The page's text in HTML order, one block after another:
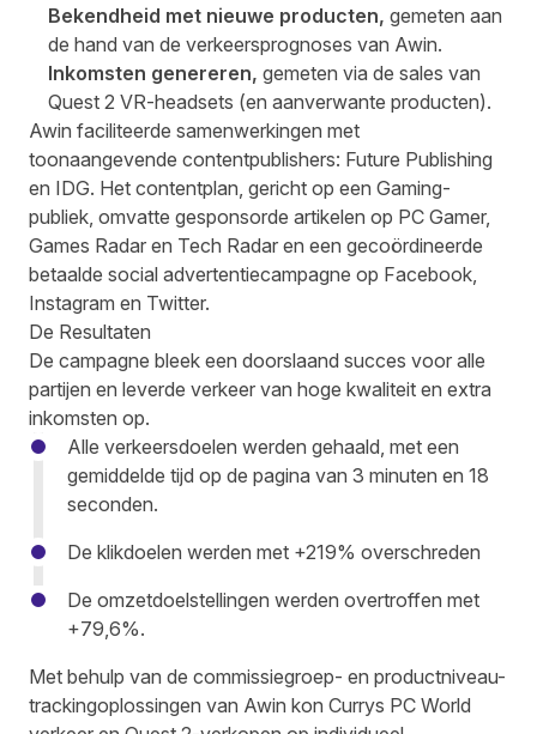
Bekendheid met nieuwe producten, gemeten aan
de hand van de verkeersprognoses van Awin.
Inkomsten genereren, gemeten via de sales van
Quest 2 VR-headsets (en aanverwante producten).
Awin faciliteerde samenwerkingen met
toonaangevende contentpublishers: Future Publishing
en IDG. Het contentplan, gericht op een Gaming-
publiek, omvatte gesponsorde artikelen op PC Gamer,
Games Radar en Tech Radar en een gecoördineerde
betaalde social advertentiecampagne op Facebook,
Instagram en Twitter.
De Resultaten
De campagne bleek een doorslaand succes voor alle
partijen en leverde verkeer van hoge kwaliteit en extra
inkomsten op.
Alle verkeersdoelen werden gehaald, met een
gemiddelde tijd op de pagina van 3 minuten en 18
seconden.
De klikdoelen werden met +219% overschreden
De omzetdoelstellingen werden overtroffen met
+79,6%.
Met behulp van de commissiegroep- en productniveau-
trackingoplossingen van Awin kon Currys PC World